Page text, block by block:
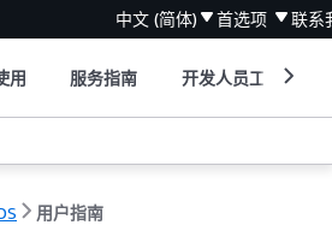
中文 (简体) 首选项 联系
用 服务指南 开发人员工具
用户指南